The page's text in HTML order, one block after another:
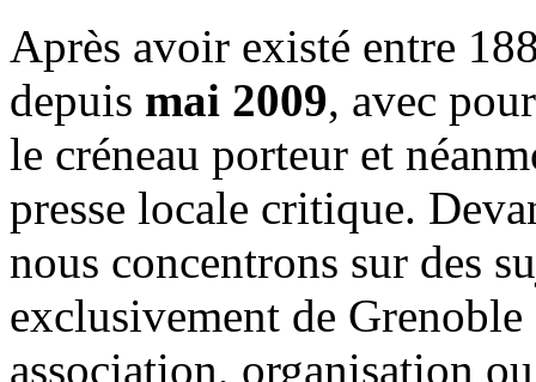
Après avoir existé entre
depuis mai 2009, avec
le créneau porteur et
presse locale critique.
nous concentrons sur des
exclusivement de
association, organisation